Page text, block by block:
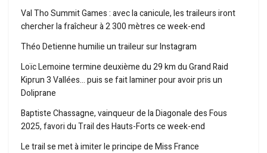
Val Tho Summit Games : avec la canicule, les traileurs iront
chercher la fraîcheur à 2 300 mètres ce week-end
Théo Detienne humilie un traileur sur Instagram
Loïc Lemoine termine deuxième du 29 km du Grand Raid
Kiprun 3 Vallées… puis se fait laminer pour avoir pris un
Doliprane
Baptiste Chassagne, vainqueur de la Diagonale des Fous
2025, favori du Trail des Hauts-Forts ce week-end
Le trail se met à imiter le principe de Miss France